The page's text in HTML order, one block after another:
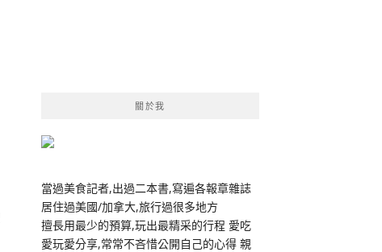
關於我
當過美食記者,出過二本書,寫遍各報章雜誌
居住過美國/加拿大,旅行過很多地方
擅長用最少的預算,玩出最精采的行程 愛吃
愛玩愛分享,常常不吝惜公開自己的心得 親